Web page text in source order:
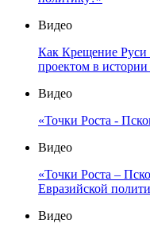
Видео
Как Крещение Руси
проектом в истории
Видео
«Точки Роста -
Видео
«Точки Роста –
Евразийской
Видео